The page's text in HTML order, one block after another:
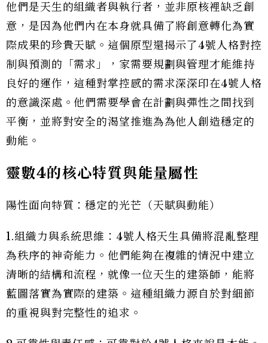
他們是天生的組織者與執行者，並非原核裡缺乏創
意，是因為他們內在本身就具備了將創意轉化為實
際成果的珍貴天賦。這個原型還揭示了4號人格對控
制與預測的「需求」，家需要規劃與管理才能維持
良好的運作，這種對掌控感的需求深深印在4號人格
的意識深處。他們需要學會在計劃與彈性之間找到
平衡，並將對安全的渴望推進為為他人創造穩定的
動能。
靈數4的核心特質與能量屬性
陽性面向特質：穩定的光芒（天賦與動能）
1.組織力與系統思維：4號人格天生具備將混亂整理
為秩序的神奇能力。他們能夠在複雜的情況中建立
清晰的結構和流程，就像一位天生的建築師，能將
藍圖落實為實際的建築。這種組織力源自於對細節
的重視與對完整性的追求。